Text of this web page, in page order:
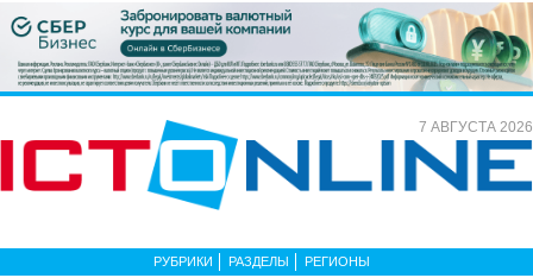
7 АВГУСТА 2026
РУБРИКИ РАЗДЕЛЫ РЕГИОНЫ